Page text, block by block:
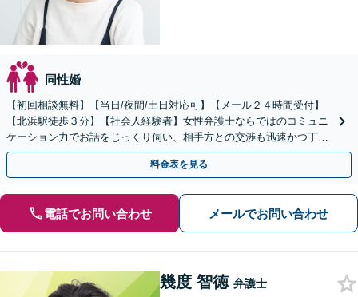
同性婚
【初回相談無料】【当日/夜間/土日対応可】【メール２４時間受付】
【北浜駅徒歩３分】【社会人経験者】女性弁護士ならではのコミュニ
ケーション力でお話をじっくり伺い、相手方との交渉も迅速かつ丁寧
に取り組みます。お子さんの最善の利益確保に努めます。
料金表を見る
電話でお問い合わせ メールでお問い合わせ
幾度 智徳 弁護士